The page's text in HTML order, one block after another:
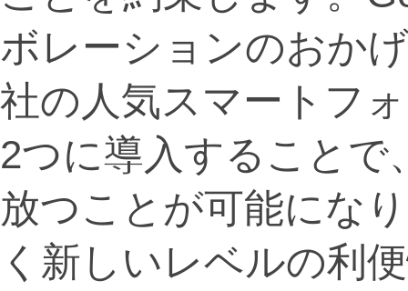
ボレーションのおか
社の人気スマートフ
2つに導入することで
放つことが可能にな
く新しいレベルの利